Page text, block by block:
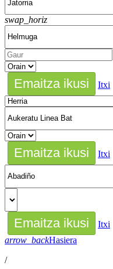
swap_horiz
Itxi
Itxi
Itxi
arrow_backHasiera
/